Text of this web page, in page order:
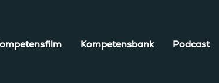
Kompetensbank Podcast